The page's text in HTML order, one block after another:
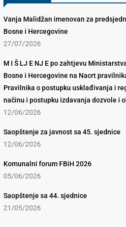
Vanja Malidžan imenovan za
Bosne i Hercegovine
27/07/2026
M I Š LJ E NJ E po zahtjevu
Bosne i Hercegovine na Nacrt
Pravilnika o postupku usklađivanja i
načinu i postupku izdavanja dozvole i
12/06/2026
Saopštenje za javnost sa 45. sjednice
12/06/2026
Komunalni forum FBiH 2026
05/06/2026
Saopštenje sa 44. sjednice
21/05/2026